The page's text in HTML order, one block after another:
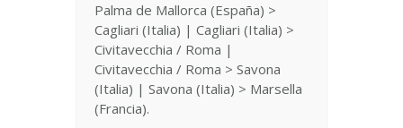
Palma de Mallorca (España) >
Cagliari (Italia) | Cagliari (Italia) >
Civitavecchia / Roma |
Civitavecchia / Roma > Savona
(Italia) | Savona (Italia) > Marsella
(Francia).